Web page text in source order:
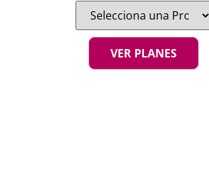
VER PLANES